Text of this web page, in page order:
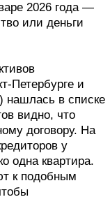
2026 года —
или деньги
Петербурге и
нашлась в списке
видно, что
договору. На
у
одна квартира.
к подобным